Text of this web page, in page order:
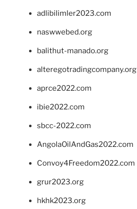
adlibilimler2023.com
naswwebed.org
balithut-manado.org
alteregotradingcompany.org
aprce2022.com
ibie2022.com
sbcc-2022.com
AngolaOilAndGas2022.com
Convoy4Freedom2022.com
grur2023.org
hkhk2023.org